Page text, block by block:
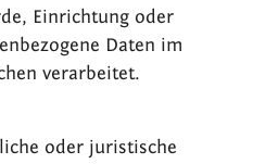
Einrichtung oder
Daten im
verarbeitet.
oder juristische